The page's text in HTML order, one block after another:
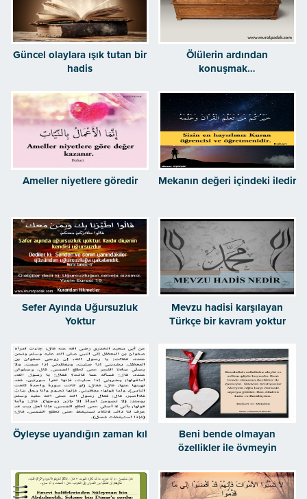
Güncel olaylara ışık tutan bir
hadis
Ölülerin ardından
konuşmak…
Ameller niyetlere göredir Mekanın değeri içindeki iledir
Sefer Ayında Uğursuzluk
Yoktur
Mevzu hadisi karşılayan
Türkçe bir kavram yoktur
Öyleyse uyandığın zaman kıl
Beni bende olmayan
özellikler ile övmeyin